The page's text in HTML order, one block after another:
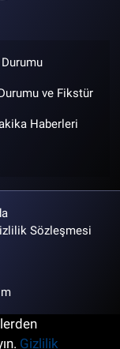
ve Fikstür
Haberleri
Sözleşmesi
Gizlilik